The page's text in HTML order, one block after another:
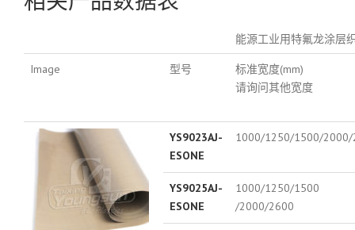
能源工业用特氟龙涂层
Image 型号
标准宽度(mm)
请询问其他宽度
YS9023AJ-
ESONE
1000/1250/1500/2000/
YS9025AJ-
ESONE
1000/1250/1500
/2000/2600